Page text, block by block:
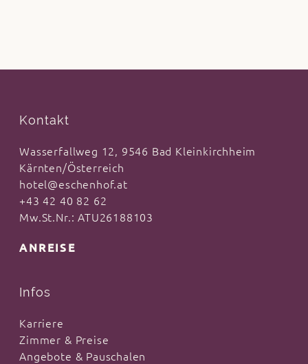
Kontakt
Wasserfallweg 12, 9546 Bad Kleinkirchheim
Kärnten/Österreich
hotel@eschenhof.at
+43 42 40 82 62
Mw.St.Nr.: ATU26188103
ANREISE
Infos
Karriere
Zimmer & Preise
Angebote & Pauschalen